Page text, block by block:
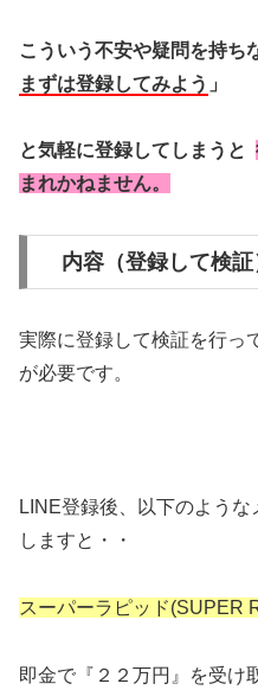
こういう不安や疑問を持ち
まずは登録してみよう 」
と気軽に登録してしまうと
まれかねません。
内容（登録して検証
実際に登録して検証を行っ
が必要です。
LINE登録後、以下のよう
しますと・・
スーパーラピッド(SUPER
即金で『２２万円』を受け